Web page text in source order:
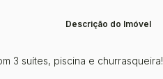
Descrição do Imóvel
3 suítes, piscina e churrasqueira!